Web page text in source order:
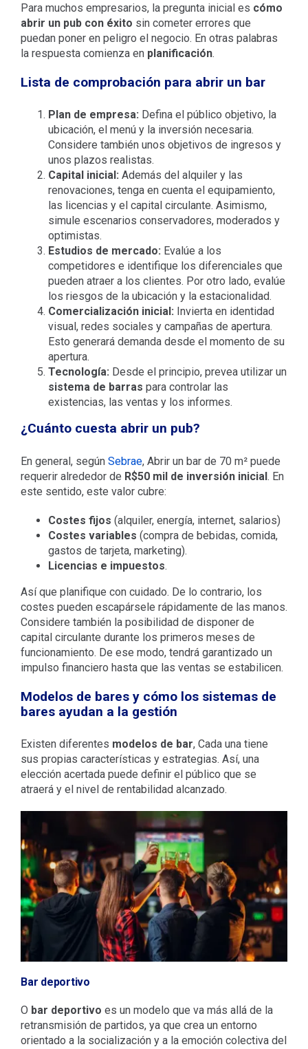
Para muchos empresarios, la pregunta inicial es cómo
abrir un pub con éxito sin cometer errores que
puedan poner en peligro el negocio. En otras palabras
la respuesta comienza en planificación.
Lista de comprobación para abrir un bar
Plan de empresa: Defina el público objetivo, la
ubicación, el menú y la inversión necesaria.
Considere también unos objetivos de ingresos y
unos plazos realistas.
Capital inicial: Además del alquiler y las
renovaciones, tenga en cuenta el equipamiento,
las licencias y el capital circulante. Asimismo,
simule escenarios conservadores, moderados y
optimistas.
Estudios de mercado: Evalúe a los
competidores e identifique los diferenciales que
pueden atraer a los clientes. Por otro lado, evalúe
los riesgos de la ubicación y la estacionalidad.
Comercialización inicial: Invierta en identidad
visual, redes sociales y campañas de apertura.
Esto generará demanda desde el momento de su
apertura.
Tecnología: Desde el principio, prevea utilizar un
sistema de barras para controlar las
existencias, las ventas y los informes.
¿Cuánto cuesta abrir un pub?
En general, según Sebrae, Abrir un bar de 70 m² puede
requerir alrededor de R$50 mil de inversión inicial. En
este sentido, este valor cubre:
Costes fijos (alquiler, energía, internet, salarios)
Costes variables (compra de bebidas, comida,
gastos de tarjeta, marketing).
Licencias e impuestos.
Así que planifique con cuidado. De lo contrario, los
costes pueden escapársele rápidamente de las manos.
Considere también la posibilidad de disponer de
capital circulante durante los primeros meses de
funcionamiento. De ese modo, tendrá garantizado un
impulso financiero hasta que las ventas se estabilicen.
Modelos de bares y cómo los sistemas de
bares ayudan a la gestión
Existen diferentes modelos de bar, Cada una tiene
sus propias características y estrategias. Así, una
elección acertada puede definir el público que se
atraerá y el nivel de rentabilidad alcanzado.
Bar deportivo
O bar deportivo es un modelo que va más allá de la
retransmisión de partidos, ya que crea un entorno
orientado a la socialización y a la emoción colectiva del